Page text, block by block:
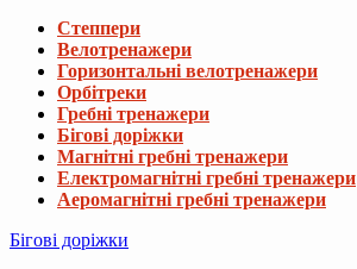
Степпери
Велотренажери
Горизонтальні велотренажери
Орбітреки
Гребні тренажери
Бігові доріжки
Магнітні гребні тренажери
Електромагнітні гребні тренажери
Аеромагнітні гребні тренажери
Бігові доріжки